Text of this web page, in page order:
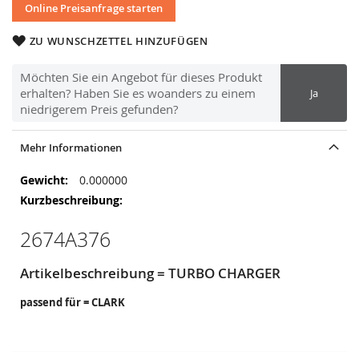
Online Preisanfrage starten
ZU WUNSCHZETTEL HINZUFÜGEN
Möchten Sie ein Angebot für dieses Produkt
erhalten? Haben Sie es woanders zu einem
niedrigerem Preis gefunden?
Ja
Mehr Informationen
Mehr
Informationen
0.000000
2674A376
Artikelbeschreibung = TURBO CHARGER
passend für = CLARK